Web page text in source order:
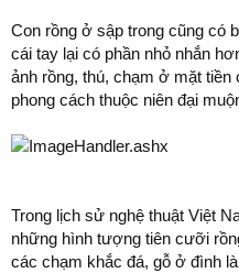
Con rồng ở sập trong cũng có
cái tay lại có phần nhỏ nhắn
ảnh rồng, thú, chạm ở mặt
phong cách thuộc niên đại
Trong lịch sử nghệ thuật Việt
những hình tượng tiên cưỡi
các chạm khắc đá, gỗ ở đình